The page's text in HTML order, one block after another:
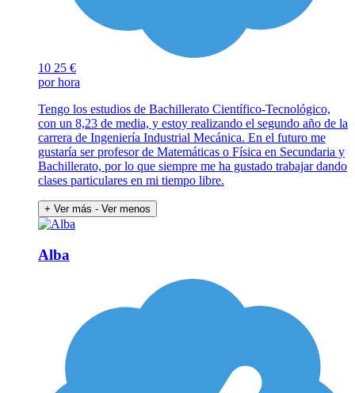
10 25 €
por hora
Tengo los estudios de Bachillerato Científico-Tecnológico,
con un 8,23 de media, y estoy realizando el segundo año de la
carrera de Ingeniería Industrial Mecánica. En el futuro me
gustaría ser profesor de Matemáticas o Física en Secundaria y
Bachillerato, por lo que siempre me ha gustado trabajar dando
clases particulares en mi tiempo libre.
+ Ver más - Ver menos
Alba